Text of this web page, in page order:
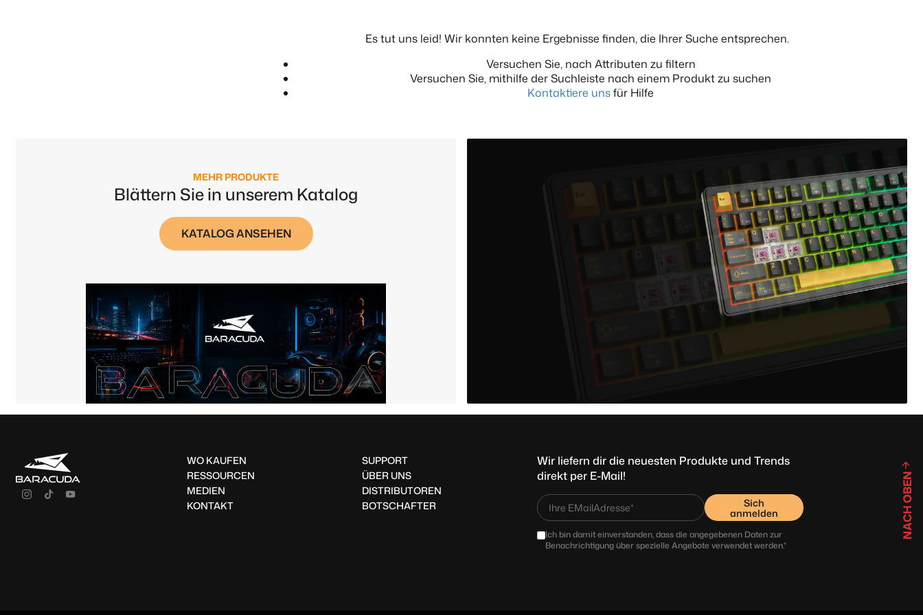
Es tut uns leid! Wir konnten keine Ergebnisse finden, die Ihrer Suche entsprechen.
Versuchen Sie, nach Attributen zu filtern
Versuchen Sie, mithilfe der Suchleiste nach einem Produkt zu suchen
Kontaktiere unsfür Hilfe
MEHR PRODUKTE
Blättern Sie in unserem Katalog
KATALOG ANSEHEN
WO KAUFEN
RESSOURCEN
MEDIEN
KONTAKT
SUPPORT
ÜBER UNS
DISTRIBUTOREN
BOTSCHAFTER
Wir liefern dir die neuesten Produkte und Trends
direkt per E-Mail!
Sich
anmelden
Ich bin damit einverstanden, dass die angegebenen Daten zur
Benachrichtigung über spezielle Angebote verwendet werden.*
NACH OBEN